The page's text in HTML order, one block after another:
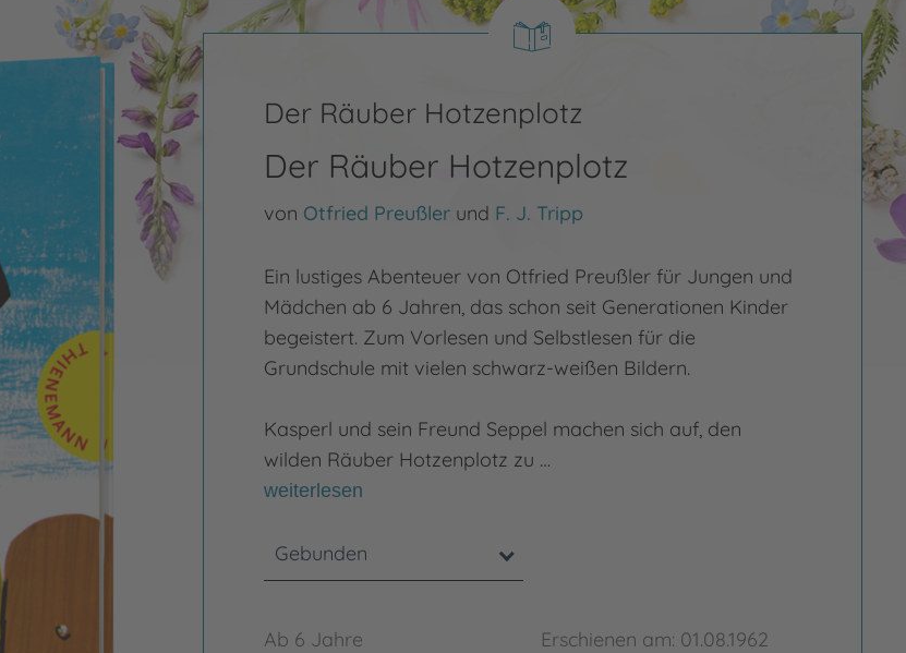
Der Räuber Hotzenplotz
Der Räuber Hotzenplotz
von Otfried Preußlerund F. J. Tripp
Ein lustiges Abenteuer von Otfried Preußler für Jungen und
Mädchen ab 6 Jahren, das schon seit Generationen Kinder
begeistert. Zum Vorlesen und Selbstlesen für die
Grundschule mit vielen schwarz-weißen Bildern.
Kasperl und sein Freund Seppel machen sich auf, den
wilden Räuber Hotzenplotz zu …
weiterlesen
Gebunden
Ab 6 Jahre
Erschienen am: 01.08.1962